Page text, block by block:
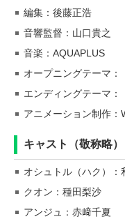
編集：後藤正浩
音響監督：山口貴之
音楽：AQUAPLUS
オープニングテーマ
エンディングテーマ：
アニメーション制作：
キャスト（敬称略）
オシュトル（ハク）：
クオン：種田梨沙
アンジュ：赤﨑千夏